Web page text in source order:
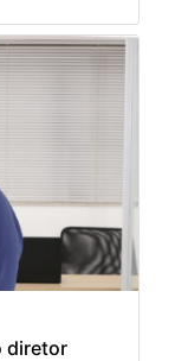
diretor